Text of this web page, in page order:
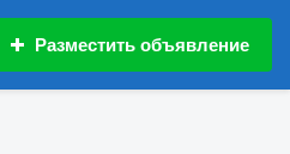
Разместить объявление